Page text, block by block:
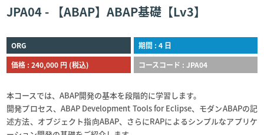
JPA04 - 【ABAP】ABAP基礎【Lv3】
ORG
期間 : 4 日
価格 : 240,000 円 (税込)
コースコード : JPA04
本コースでは、ABAP開発の基本を段階的に学習します。
開発プロセス、ABAP Development Tools for Eclipse、モダンABAPの記
述方法、オブジェクト指向ABAP、さらにRAPによるシンプルなアプリケ